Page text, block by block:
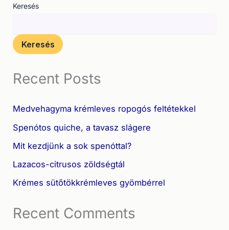
Keresés
Keresés
Recent Posts
Medvehagyma krémleves ropogós feltétekkel
Spenótos quiche, a tavasz slágere
Mit kezdjünk a sok spenóttal?
Lazacos-citrusos zöldségtál
Krémes sütőtökkrémleves gyömbérrel
Recent Comments